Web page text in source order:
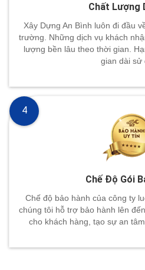
Chất Lượng
Xây Dựng An Bình luôn đi đầu
trường. Những dịch vụ khách
lượng bền lâu theo thời gian.
gian dài sử
Chế Độ Gói
Chế độ bảo hành của công ty
chúng tôi hỗ trợ bảo hành lên
cho khách hàng, tạo sự an
4